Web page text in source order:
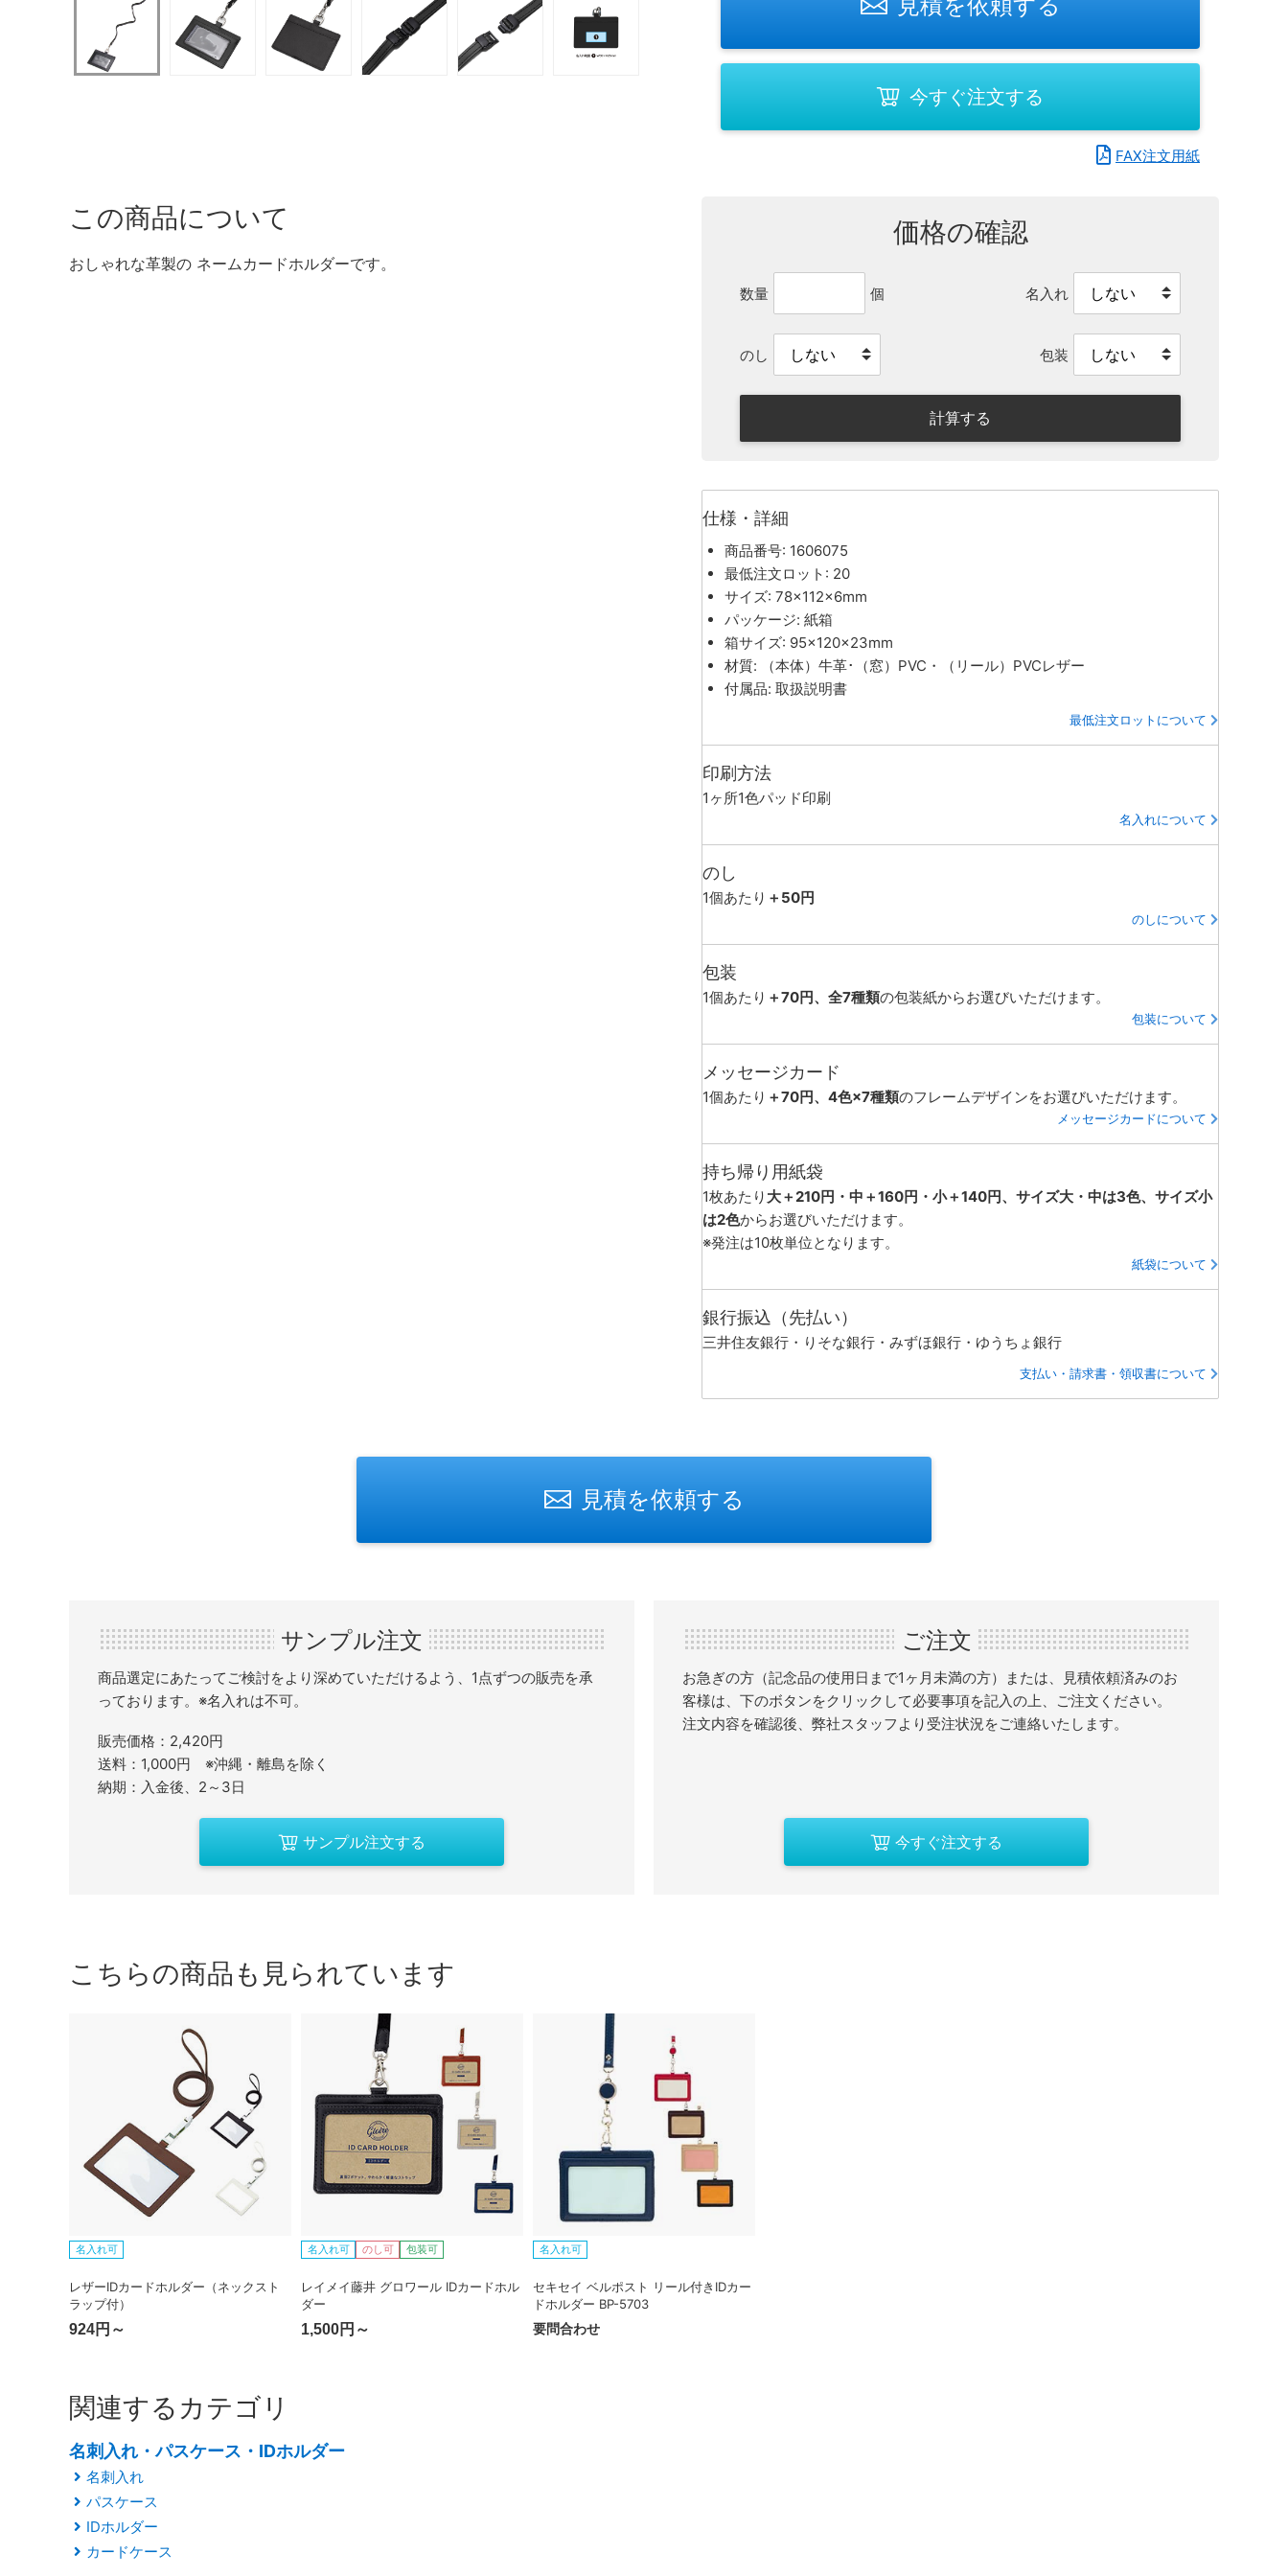
今すぐ注文する
FAX注文用紙
この商品について
おしゃれな革製の ネームカードホルダーです。
価格の確認
数量 個 名入れ
のし 包装
計算する
仕様・詳細
商品番号: 1606075
最低注文ロット: 20
サイズ: 78×112×6mm
パッケージ: 紙箱
箱サイズ: 95×120×23mm
材質: （本体）牛革･（窓）PVC・（リール）PVCレザー
付属品: 取扱説明書
最低注文ロットについて
印刷方法
1ヶ所1色パッド印刷
名入れについて
のし
1個あたり ＋50円
のしについて
包装
1個あたり ＋70円、全7種類の包装紙からお選びいただけます。
包装について
メッセージカード
1個あたり ＋70円、4色×7種類のフレームデザインをお選びいただけます。
メッセージカードについて
持ち帰り用紙袋
1枚あたり 大＋210円・中＋160円・小＋140円、サイズ大・中は3色、サイズ小
は2色からお選びいただけます。
※発注は10枚単位となります。
紙袋について
銀行振込（先払い）
三井住友銀行・りそな銀行・みずほ銀行・ゆうちょ銀行
支払い・請求書・領収書について
見積を依頼する
サンプル注文
商品選定にあたってご検討をより深めていただけるよう、1点ずつの販売を承
っております。※名入れは不可。
販売価格：2,420円
送料：1,000円 ※沖縄・離島を除く
納期：入金後、2～3日
サンプル注文する
ご注文
お急ぎの方（記念品の使用日まで1ヶ月未満の方）または、見積依頼済みのお
客様は、下のボタンをクリックして必要事項を記入の上、ご注文ください。
注文内容を確認後、弊社スタッフより受注状況をご連絡いたします。
今すぐ注文する
こちらの商品も見られています
名入れ可
レザーIDカードホルダー（ネックスト
ラップ付）
924円～
名入れ可 のし可 包装可
レイメイ藤井 グロワール IDカードホル
ダー
1,500円～
名入れ可
セキセイ ベルポスト リール付きIDカー
ドホルダー BP-5703
要問合わせ
関連するカテゴリ
名刺入れ・パスケース・IDホルダー
名刺入れ
パスケース
IDホルダー
カードケース